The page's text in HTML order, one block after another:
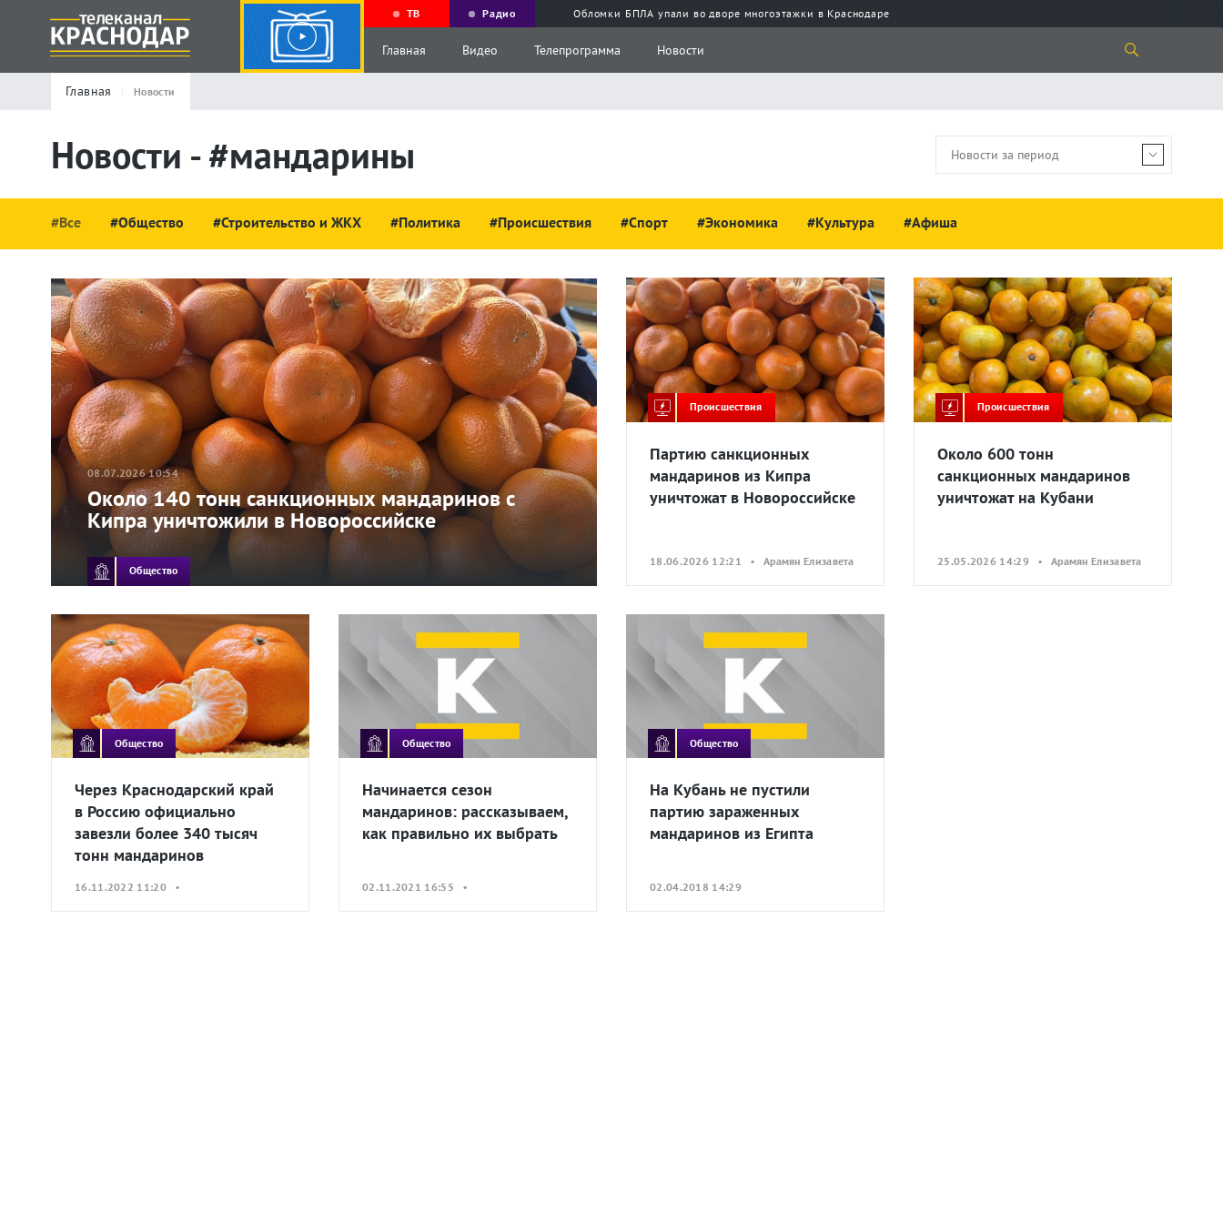
ТВ Радио Обломки БПЛА упали во дворе многоэтажки в Краснодаре
Главная Видео Телепрограмма Новости
Главная Новости
Новости - #мандарины
#Все #Общество #Строительство и ЖКХ #Политика #Происшествия #Спорт #Экономика #Культура #Афиша
08.07.2026 10:54
Около 140 тонн санкционных мандаринов с
Кипра уничтожили в Новороссийске
Общество
Происшествия
Партию санкционных
мандаринов из Кипра
уничтожат в Новороссийске
18.06.2026 12:21 • Арамян Елизавета
Происшествия
Около 600 тонн
санкционных мандаринов
уничтожат на Кубани
25.05.2026 14:29 • Арамян Елизавета
Общество
Через Краснодарский край
в Россию официально
завезли более 340 тысяч
тонн мандаринов
16.11.2022 11:20 •
Общество
Начинается сезон
мандаринов: рассказываем,
как правильно их выбрать
02.11.2021 16:55 •
Общество
На Кубань не пустили
партию зараженных
мандаринов из Египта
02.04.2018 14:29